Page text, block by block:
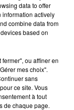
data to offer
information actively
combine data from
based on
ou affiner en
mes choix".
sans
ce site. Vous
à tout
de chaque page.